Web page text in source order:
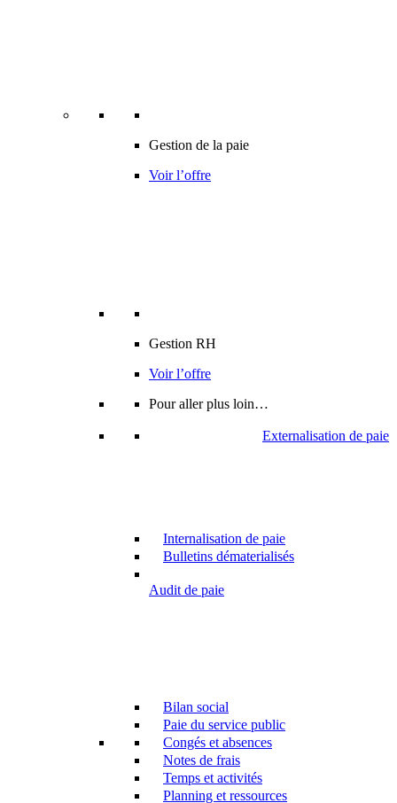
Gestion de la paie
Voir l’offre
Gestion RH
Voir l’offre
Pour aller plus loin…
Externalisation de paie
Internalisation de paie
Bulletins dématerialisés
Audit de paie
Bilan social
Paie du service public
Congés et absences
Notes de frais
Temps et activités
Planning et ressources